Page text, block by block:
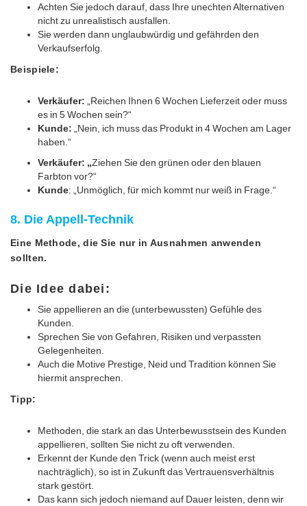
Achten Sie jedoch darauf, dass Ihre unechten Alternativen
nicht zu unrealistisch ausfallen.
Sie werden dann unglaubwürdig und gefährden den
Verkaufserfolg.
Beispiele:
Verkäufer: „Reichen Ihnen 6 Wochen Lieferzeit oder muss
es in 5 Wochen sein?“
Kunde: „Nein, ich muss das Produkt in 4 Wochen am Lager
haben.“
Verkäufer: „Ziehen Sie den grünen oder den blauen
Farbton vor?“
Kunde: „Unmöglich, für mich kommt nur weiß in Frage.“
8. Die Appell-Technik
Eine Methode, die Sie nur in Ausnahmen anwenden
sollten.
Die Idee dabei:
Sie appellieren an die (unterbewussten) Gefühle des
Kunden.
Sprechen Sie von Gefahren, Risiken und verpassten
Gelegenheiten.
Auch die Motive Prestige, Neid und Tradition können Sie
hiermit ansprechen.
Tipp:
Methoden, die stark an das Unterbewusstsein des Kunden
appellieren, sollten Sie nicht zu oft verwenden.
Erkennt der Kunde den Trick (wenn auch meist erst
nachträglich), so ist in Zukunft das Vertrauensverhältnis
stark gestört.
Das kann sich jedoch niemand auf Dauer leisten, denn wir